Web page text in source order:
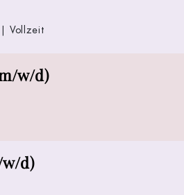
| Vollzeit
w/d)
w/d)